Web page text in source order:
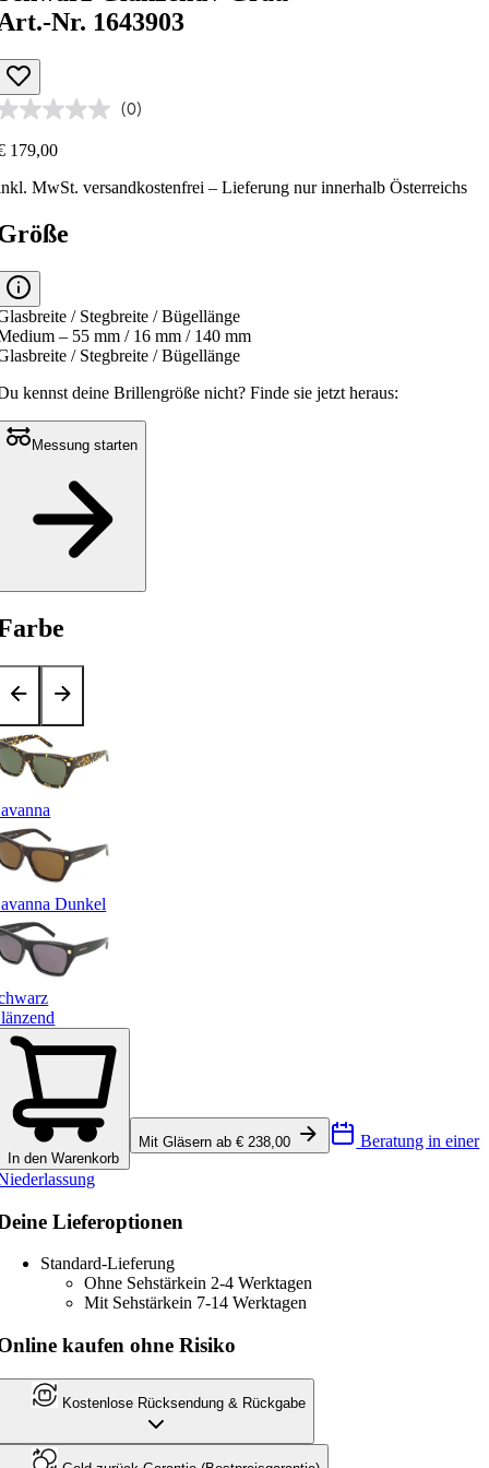
Nr. 1643903
(0)
179,00
MwSt.versandkostenfrei – Lieferung nur innerhalb Österreichs
/ Stegbreite / Bügellänge
– 55 mm / 16 mm / 140 mm
/ Stegbreite / Bügellänge
kennst deine Brillengröße nicht?Finde sie jetzt heraus:
Messung starten
Dunkel
In den Warenkorb
Mit Gläsern ab € 238,00 Beratung in einer
Lieferoptionen
Standard-Lieferung
Ohne Sehstärkein 2-4 Werktagen
Mit Sehstärkein 7-14 Werktagen
kaufen ohne Risiko
Kostenlose Rücksendung & Rückgabe